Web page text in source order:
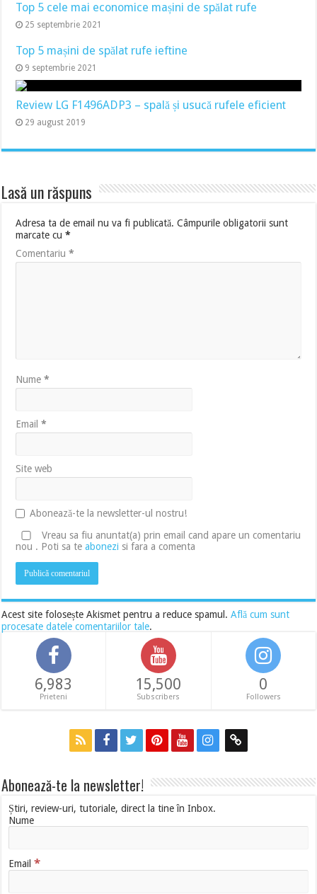
Top 5 cele mai economice mașini de spălat rufe
25 septembrie 2021
Top 5 mașini de spălat rufe ieftine
9 septembrie 2021
Review LG F1496ADP3 – spală și usucă rufele eficient
29 august 2019
Lasă un răspuns
Adresa ta de email nu va fi publicată. Câmpurile obligatorii sunt
marcate cu*
Comentariu*
Nume*
Email*
Site web
Abonează-te la newsletter-ul nostru!
Vreau sa fiu anuntat(a) prin email cand apare un comentariu
nou . Poti sa teabonezi si fara a comenta
Acest site folosește Akismet pentru a reduce spamul.Află cum sunt
procesate datele comentariilor tale.
6,983
Prieteni
15,500
Subscribers
0
Followers
Abonează-te la newsletter!
Știri, review-uri, tutoriale, direct la tine în Inbox.
Nume
Email*